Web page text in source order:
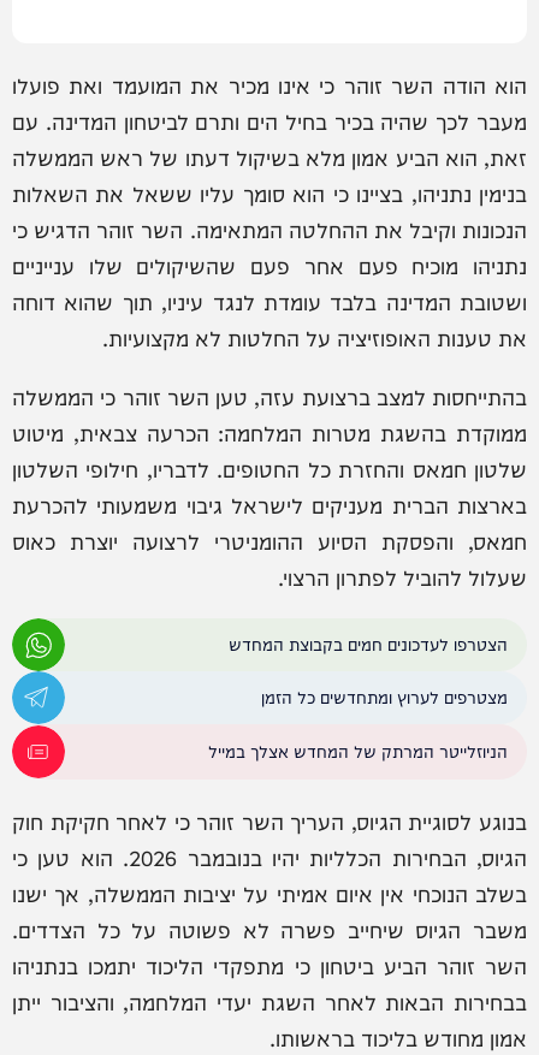
הוא הודה השר זוהר כי אינו מכיר את המועמד ואת פועלו
מעבר לכך שהיה בכיר בחיל הים ותרם לביטחון המדינה. עם
זאת, הוא הביע אמון מלא בשיקול דעתו של ראש הממשלה
בנימין נתניהו, בציינו כי הוא סומך עליו ששאל את השאלות
הנכונות וקיבל את ההחלטה המתאימה. השר זוהר הדגיש כי
נתניהו מוכיח פעם אחר פעם שהשיקולים שלו ענייניים
ושטובת המדינה בלבד עומדת לנגד עיניו, תוך שהוא דוחה
את טענות האופוזיציה על החלטות לא מקצועיות.
בהתייחסות למצב ברצועת עזה, טען השר זוהר כי הממשלה
ממוקדת בהשגת מטרות המלחמה: הכרעה צבאית, מיטוט
שלטון חמאס והחזרת כל החטופים. לדבריו, חילופי השלטון
בארצות הברית מעניקים לישראל גיבוי משמעותי להכרעת
חמאס, והפסקת הסיוע ההומניטרי לרצועה יוצרת כאוס
שעלול להוביל לפתרון הרצוי.
הצטרפו לעדכונים חמים בקבוצת המחדש
מצטרפים לערוץ ומתחדשים כל הזמן
הניוזלייטר המרתק של המחדש אצלך במייל
בנוגע לסוגיית הגיוס, העריך השר זוהר כי לאחר חקיקת חוק
הגיוס, הבחירות הכלליות יהיו בנובמבר 2026. הוא טען כי
בשלב הנוכחי אין איום אמיתי על יציבות הממשלה, אך ישנו
משבר הגיוס שיחייב פשרה לא פשוטה על כל הצדדים.
השר זוהר הביע ביטחון כי מתפקדי הליכוד יתמכו בנתניהו
בבחירות הבאות לאחר השגת יעדי המלחמה, והציבור ייתן
אמון מחודש בליכוד בראשותו.